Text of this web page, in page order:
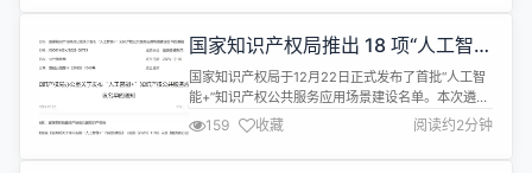
迅速出击将两人查获。经查，林某某和陈某某曾从事
作视频追热点、蹭流量、以“养号”牟利的歪主意。 林
某某、陈某某利用AI工具编造...
​国家知识产权局推出 18 项“人工智能
+”场景
国家知识产权局于12月22日正式发布了首批“人工智
能+”知识产权公共服务应用场景建设名单。本次遴选
共产生18项典型应用场景，涉及北京、上海、江苏、
浙江等12个省份。 在本次发布的名单中，各地的创
新实践各具特色。例如，北京市聚焦海外维权援助与
159 收藏 阅读约2分钟